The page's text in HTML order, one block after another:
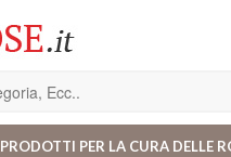
PRODOTTI PER LA CURA DELLE